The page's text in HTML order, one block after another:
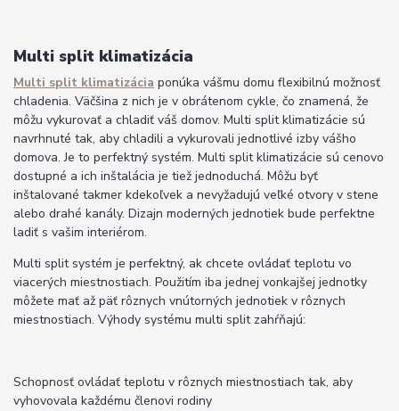
Multi split klimatizácia
Multi split klimatizácia ponúka vášmu domu flexibilnú možnosť
chladenia. Väčšina z nich je v obrátenom cykle, čo znamená, že
môžu vykurovať a chladiť váš domov. Multi split klimatizácie sú
navrhnuté tak, aby chladili a vykurovali jednotlivé izby vášho
domova. Je to perfektný systém. Multi split klimatizácie sú cenovo
dostupné a ich inštalácia je tiež jednoduchá. Môžu byť
inštalované takmer kdekoľvek a nevyžadujú veľké otvory v stene
alebo drahé kanály. Dizajn moderných jednotiek bude perfektne
ladiť s vašim interiérom.
Multi split systém je perfektný, ak chcete ovládať teplotu vo
viacerých miestnostiach. Použitím iba jednej vonkajšej jednotky
môžete mať až päť rôznych vnútorných jednotiek v rôznych
miestnostiach. Výhody systému multi split zahŕňajú:
Schopnosť ovládať teplotu v rôznych miestnostiach tak, aby
vyhovovala každému členovi rodiny